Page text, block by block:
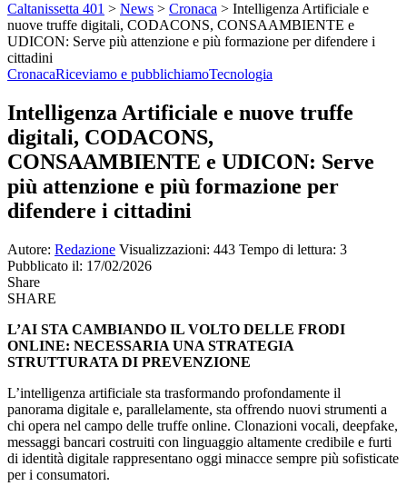
Caltanissetta 401 > News > Cronaca > Intelligenza Artificiale e
nuove truffe digitali, CODACONS, CONSAAMBIENTE e
UDICON: Serve più attenzione e più formazione per difendere i
cittadini
CronacaRiceviamo e pubblichiamoTecnologia
Intelligenza Artificiale e nuove truffe
digitali, CODACONS,
CONSAAMBIENTE e UDICON: Serve
più attenzione e più formazione per
difendere i cittadini
Autore: Redazione Visualizzazioni: 443 Tempo di lettura: 3
Pubblicato il: 17/02/2026
Share
SHARE
L’AI STA CAMBIANDO IL VOLTO DELLE FRODI
ONLINE: NECESSARIA UNA STRATEGIA
STRUTTURATA DI PREVENZIONE
L’intelligenza artificiale sta trasformando profondamente il
panorama digitale e, parallelamente, sta offrendo nuovi strumenti a
chi opera nel campo delle truffe online. Clonazioni vocali, deepfake,
messaggi bancari costruiti con linguaggio altamente credibile e furti
di identità digitale rappresentano oggi minacce sempre più sofisticate
per i consumatori.